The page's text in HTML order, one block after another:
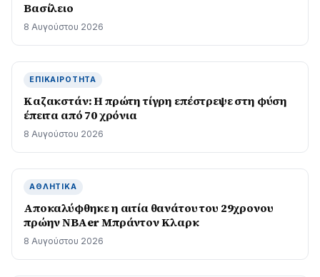
Βασίλειο
8 Αυγούστου 2026
ΕΠΙΚΑΙΡΌΤΗΤΑ
Καζακστάν: Η πρώτη τίγρη επέστρεψε στη φύση
έπειτα από 70 χρόνια
8 Αυγούστου 2026
ΑΘΛΗΤΙΚΆ
Αποκαλύφθηκε η αιτία θανάτου του 29χρονου
πρώην NBAer Μπράντον Κλαρκ
8 Αυγούστου 2026